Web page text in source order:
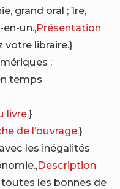
grand oral ; 1re,
un.,Présentation
votre libraire.}
:
temps
livre.}
de l’ouvrage.}
les inégalités
Description
les bonnes de